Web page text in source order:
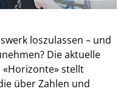
loszulassen – und
Die aktuelle
«Horizonte» stellt
über Zahlen und